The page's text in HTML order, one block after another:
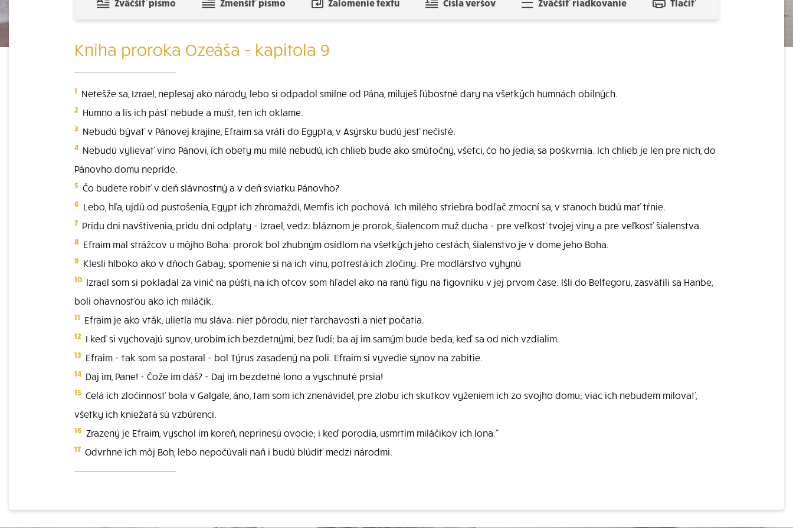
Kniha proroka Ozeáša - kapitola 9
1 Netešže sa, Izrael, neplesaj ako národy, lebo si odpadol smilne od Pána, miluješ ľúbostné dary na všetkých humnách obilných.
2 Humno a lis ich pásť nebude a mušt, ten ich oklame.
3 Nebudú bývať v Pánovej krajine, Efraim sa vráti do Egypta, v Asýrsku budú jesť nečisté.
4 Nebudú vylievať víno Pánovi, ich obety mu milé nebudú, ich chlieb bude ako smútočný, všetci, čo ho jedia, sa poškvrnia. Ich chlieb je len pre nich, do
Pánovho domu nepríde.
5 Čo budete robiť v deň slávnostný a v deň sviatku Pánovho?
6 Lebo, hľa, ujdú od pustošenia, Egypt ich zhromaždí, Memfis ich pochová. Ich milého striebra bodľač zmocní sa, v stanoch budú mať tŕnie.
7 Prídu dni navštívenia, prídu dni odplaty - Izrael, vedz: bláznom je prorok, šialencom muž ducha - pre veľkosť tvojej viny a pre veľkosť šialenstva.
8 Efraim mal strážcov u môjho Boha: prorok bol zhubným osídlom na všetkých jeho cestách, šialenstvo je v dome jeho Boha.
9 Klesli hlboko ako v dňoch Gabay; spomenie si na ich vinu, potrestá ich zločiny. Pre modlárstvo vyhynú
10 Izrael som si pokladal za vinič na púšti, na ich otcov som hľadel ako na ranú figu na figovníku v jej prvom čase. Išli do Belfegoru, zasvätili sa Hanbe,
boli ohavnosťou ako ich miláčik.
11 Efraim je ako vták, ulietla mu sláva: niet pôrodu, niet ťarchavosti a niet počatia.
12 I keď si vychovajú synov, urobím ich bezdetnými, bez ľudí; ba aj im samým bude beda, keď sa od nich vzdialim.
13 Efraim - tak som sa postaral - bol Týrus zasadený na poli. Efraim si vyvedie synov na zabitie.
14 Daj im, Pane! - Čože im dáš? - Daj im bezdetné lono a vyschnuté prsia!
15 Celá ich zločinnosť bola v Galgale, áno, tam som ich znenávidel, pre zlobu ich skutkov vyženiem ich zo svojho domu; viac ich nebudem milovať,
všetky ich kniežatá sú vzbúrenci.
16 Zrazený je Efraim, vyschol im koreň, neprinesú ovocie; i keď porodia, usmrtím miláčikov ich lona."
17 Odvrhne ich môj Boh, lebo nepočúvali naň i budú blúdiť medzi národmi.